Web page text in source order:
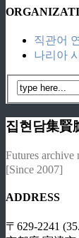
직관어
나리아
집현담集賢
Futures
[Since 2007]
ADDRESS
〒629-2241